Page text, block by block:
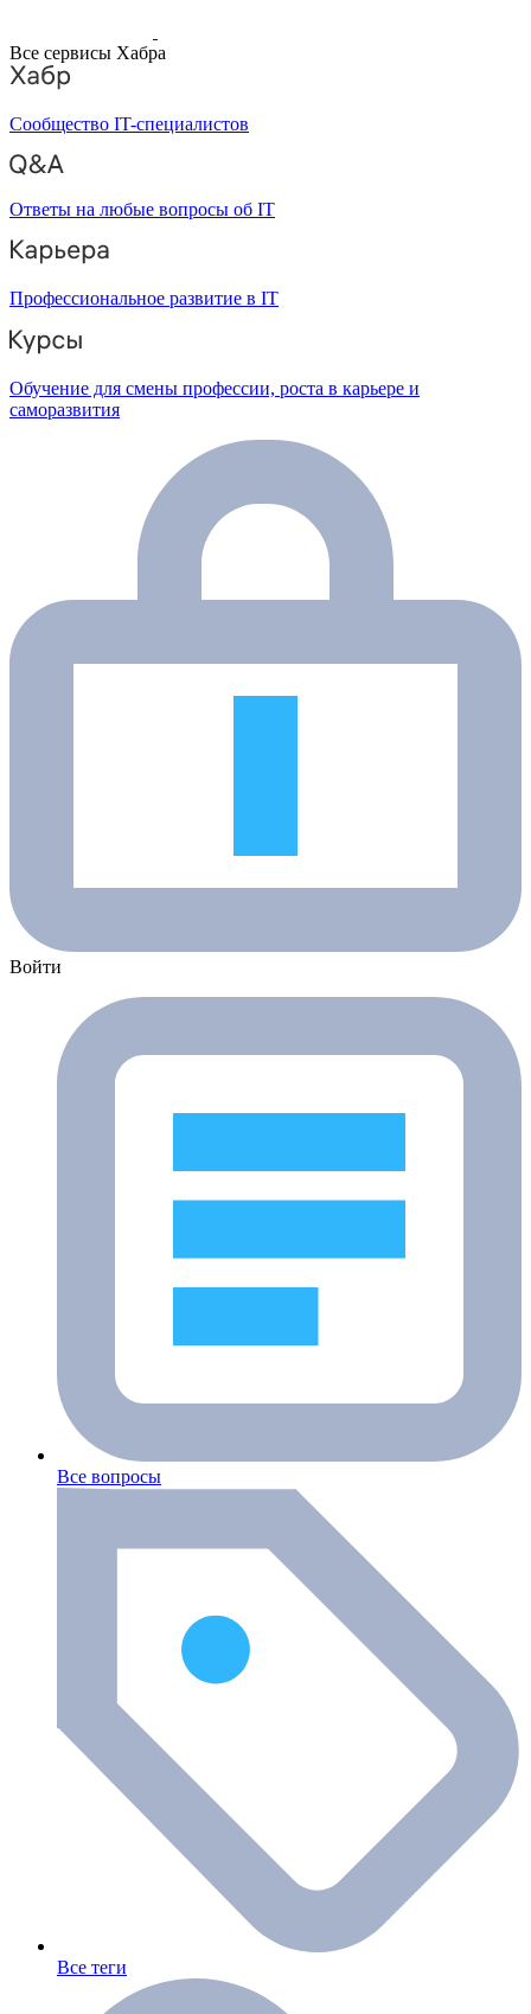
Все сервисы Хабра
Сообщество IT-специалистов
Ответы на любые вопросы об IT
Профессиональное развитие в IT
Обучение для смены профессии, роста в карьере и
саморазвития
Войти
Все вопросы
Все теги